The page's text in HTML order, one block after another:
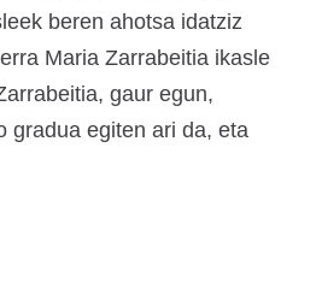
beren ahotsa idatziz
Maria Zarrabeitia ikasle
gaur egun,
gradua egiten ari da, eta